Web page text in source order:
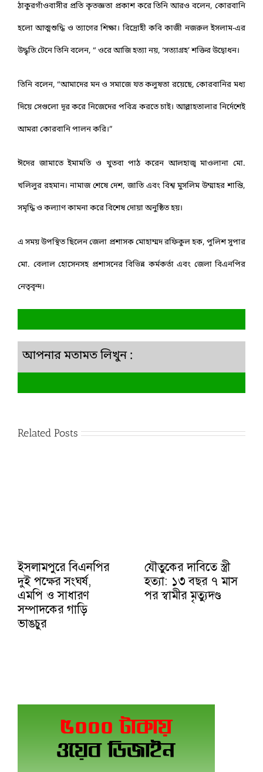
‎ঠাকুরগাঁওবাসীর প্রতি কৃতজ্ঞতা প্রকাশ করে তিনি আরও বলেন, কোরবানি
হলো আত্মশুদ্ধি ও ত্যাগের শিক্ষা। বিদ্রোহী কবি কাজী নজরুল ইসলাম-এর
উদ্ধৃতি টেনে তিনি বলেন, “ ওরে আজি হত্যা নয়, ‘সত্যাগ্রহ’ শক্তির উদ্বোধন।
‎তিনি বলেন, “আমাদের মন ও সমাজে যত কলুষতা রয়েছে, কোরবানির মধ্য
দিয়ে সেগুলো দূর করে নিজেদের পবিত্র করতে চাই। আল্লাহতালার নির্দেশেই
আমরা কোরবানি পালন করি।”
‎ঈদের জামাতে ইমামতি ও খুতবা পাঠ করেন আলহাজ্ব মাওলানা মো.
খলিলুর রহমান। নামাজ শেষে দেশ, জাতি এবং বিশ্ব মুসলিম উম্মাহর শান্তি,
সমৃদ্ধি ও কল্যাণ কামনা করে বিশেষ দোয়া অনুষ্ঠিত হয়।
‎এ সময় উপস্থিত ছিলেন জেলা প্রশাসক মোহাম্মদ রফিকুল হক, পুলিশ সুপার
মো. বেলাল হোসেনসহ প্রশাসনের বিভিন্ন কর্মকর্তা এবং জেলা বিএনপির
নেতৃবৃন্দ।
আপনার মতামত লিখুন :
Related Posts
ইসলামপুরে বিএনপির
দুই পক্ষের সংঘর্ষ,
এমপি ও সাধারণ
সম্পাদকের গাড়ি
ভাঙচুর
যৌতুকের দাবিতে স্ত্রী
হত্যা: ১৩ বছর ৭ মাস
পর স্বামীর মৃত্যুদণ্ড